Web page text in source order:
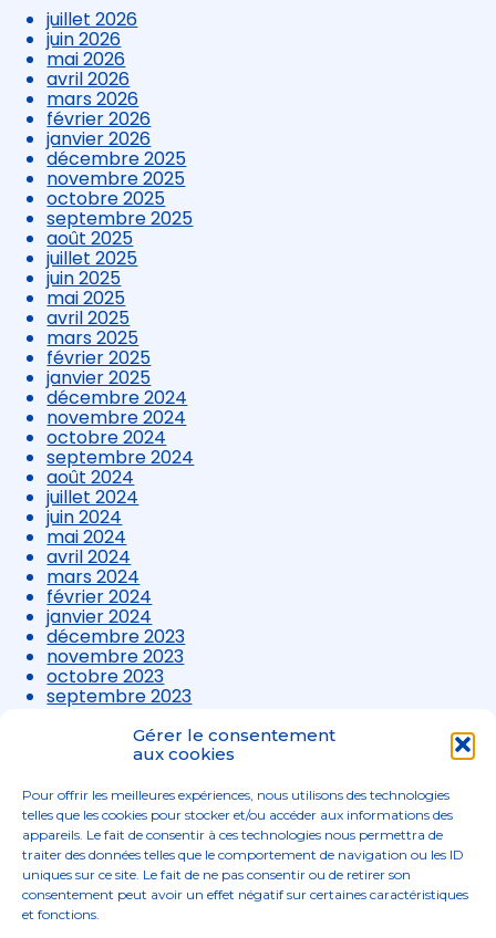
Gérer le consentement
aux cookies
Pour offrir les meilleures expériences, nous utilisons des technologies
telles que les cookies pour stocker et/ou accéder aux informations des
appareils. Le fait de consentir à ces technologies nous permettra de
traiter des données telles que le comportement de navigation ou les ID
uniques sur ce site. Le fait de ne pas consentir ou de retirer son
consentement peut avoir un effet négatif sur certaines caractéristiques
et fonctions.
juillet 2026
juin 2026
mai 2026
avril 2026
mars 2026
février 2026
janvier 2026
décembre 2025
novembre 2025
octobre 2025
septembre 2025
août 2025
juillet 2025
juin 2025
mai 2025
avril 2025
mars 2025
février 2025
janvier 2025
décembre 2024
novembre 2024
octobre 2024
septembre 2024
août 2024
juillet 2024
juin 2024
mai 2024
avril 2024
mars 2024
février 2024
janvier 2024
décembre 2023
novembre 2023
octobre 2023
septembre 2023
août 2023
juillet 2023
avril 2023
mars 2023